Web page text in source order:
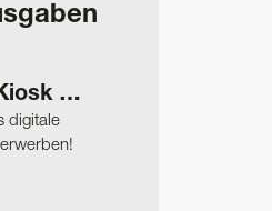
…
digitale